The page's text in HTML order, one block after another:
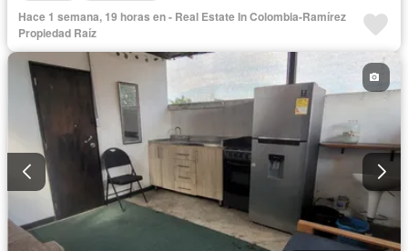
Hace 1 semana, 19 horas en - Real Estate In Colombia-Ramírez
Propiedad Raíz